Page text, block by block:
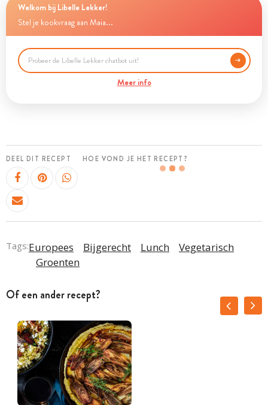
Welkom bij Libelle Lekker!
Stel je kookvraag aan Maia...
Meer info
DEEL DIT RECEPT HOE VOND JE HET RECEPT?
Tags:Europees Bijgerecht Lunch
Vegetarisch
Groenten
Of een ander recept?